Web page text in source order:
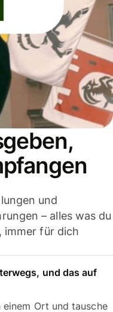
und
– alles was du
immer für dich
und das auf
einem Ort und tausche